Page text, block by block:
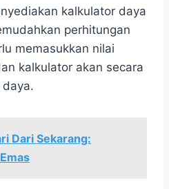
kalkulator daya
perhitungan
memasukkan nilai
kalkulator akan secara
Dari Sekarang: